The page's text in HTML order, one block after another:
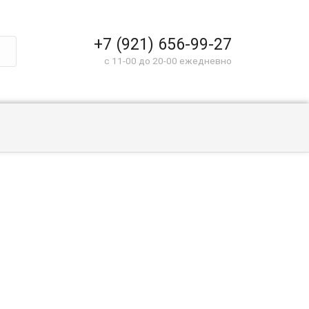
+7 (921) 656-99-27
c 11-00 до 20-00 ежедневно